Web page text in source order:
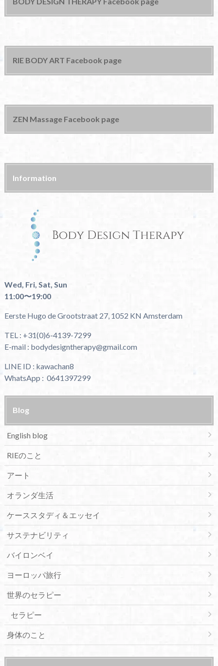
RIE BODY ART Facebook page
ZEN Massage Facebook page
Information
Wed, Fri, Sat, Sun
11:00〜19:00
Eerste Hugo de Grootstraat 27, 1052 KN Amsterdam
TEL : +31(0)6-4139-7299
E-mail : bodydesigntherapy@gmail.com
LINE ID : kawachan8
WhatsApp : 0641397299
Blog
English blog
RIEのこと
アート
オランダ生活
ケーススタディ＆エッセイ
サステナビリティ
バイロンベイ
ヨーロッパ旅行
世界のセラピー
セラピー
身体のこと